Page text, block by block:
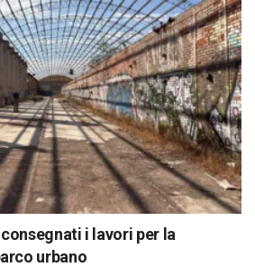
consegnati i lavori per la
urbano